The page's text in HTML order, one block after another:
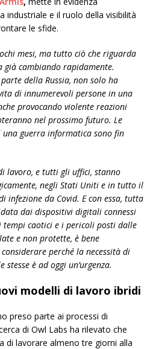
industriale e il ruolo della visibilità
le sfide.
mesi, ma tutto ciò che riguarda
già cambiando rapidamente.
parte della Russia, non solo ha
di innumerevoli persone in una
provocando violente reazioni
nel prossimo futuro. Le
guerra informatica sono fin
lavoro, e tutti gli uffici, stanno
negli Stati Uniti e in tutto il
infezione da Covid. E con essa, tutta
dai dispositivi digitali connessi
tempi caotici e i pericoli posti dalle
e non protette, è bene
perché la necessità di
è ad oggi un’urgenza.
modelli di lavoro ibridi
preso parte ai processi di
di Owl Labs ha rilevato che
di lavorare almeno tre giorni alla